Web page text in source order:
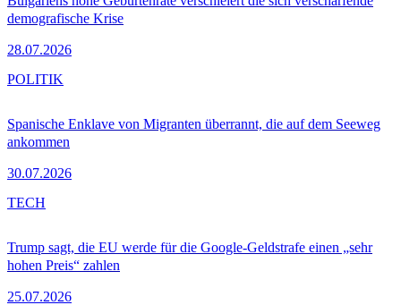
demografische Krise
28.07.2026
Spanische Enklave von Migranten überrannt, die auf dem Seeweg
ankommen
30.07.2026
POLITIK
Trump sagt, die EU werde für die Google-Geldstrafe einen „sehr
hohen Preis“ zahlen
25.07.2026
TECH